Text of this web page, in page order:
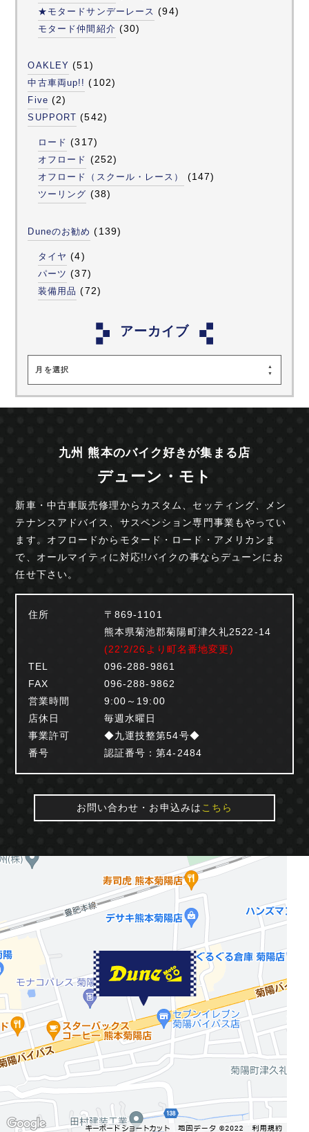
★モタードサンデーレース (94)
モタード仲間紹介 (30)
OAKLEY (51)
中古車両up!! (102)
Five (2)
SUPPORT (542)
ロード (317)
オフロード (252)
オフロード（スクール・レース） (147)
ツーリング (38)
Duneのお勧め (139)
タイヤ (4)
パーツ (37)
装備用品 (72)
アーカイブ
月を選択
九州 熊本のバイク好きが集まる店
デューン・モト
新車・中古車販売修理からカスタム、セッティング、
メン
テナンスアドバイス、サスペンション専門事業もやってい
ます。オフロードからモタード・ロード・ アメリカンま
で、オールマイティに対応!!バイクの事ならデューンにお
任せ下さい。
住所
〒869-1101
熊本県菊池郡菊陽町津久礼2522-14
(22'2/26より町名番地変更)
TEL
096-288-9861
FAX
096-288-9862
営業時間
9:00～19:00
店休日
毎週水曜日
事業許可
番号
◆九運技整第54号◆
認証番号：第4-2484
お問い合わせ・お申込みは こちら